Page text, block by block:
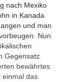
nach Mexiko
in Kanada
und man
Nun
Gegensatz
bewährtes
einmal das